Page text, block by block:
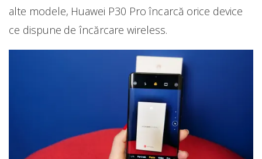
alte modele, Huawei P30 Pro încarcă orice device
ce dispune de încărcare wireless.